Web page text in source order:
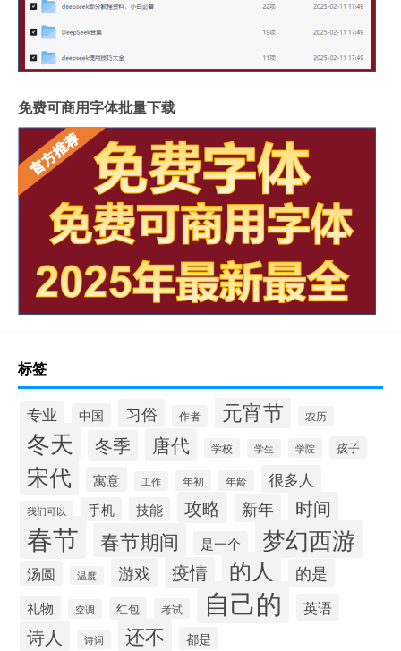
免费可商用字体批量下载
标签
专业 中国 习俗 作者 元宵节 农历
冬天 冬季 唐代 学校 学生 学院 孩子
宋代 寓意 工作 年初 年龄 很多人
我们可以 手机 技能 攻略 新年 时间
春节 春节期间 是一个 梦幻西游
汤圆 温度 游戏 疫情 的人 的是
礼物 空调 红包 考试 自己的 英语
诗人 诗词 还不 都是